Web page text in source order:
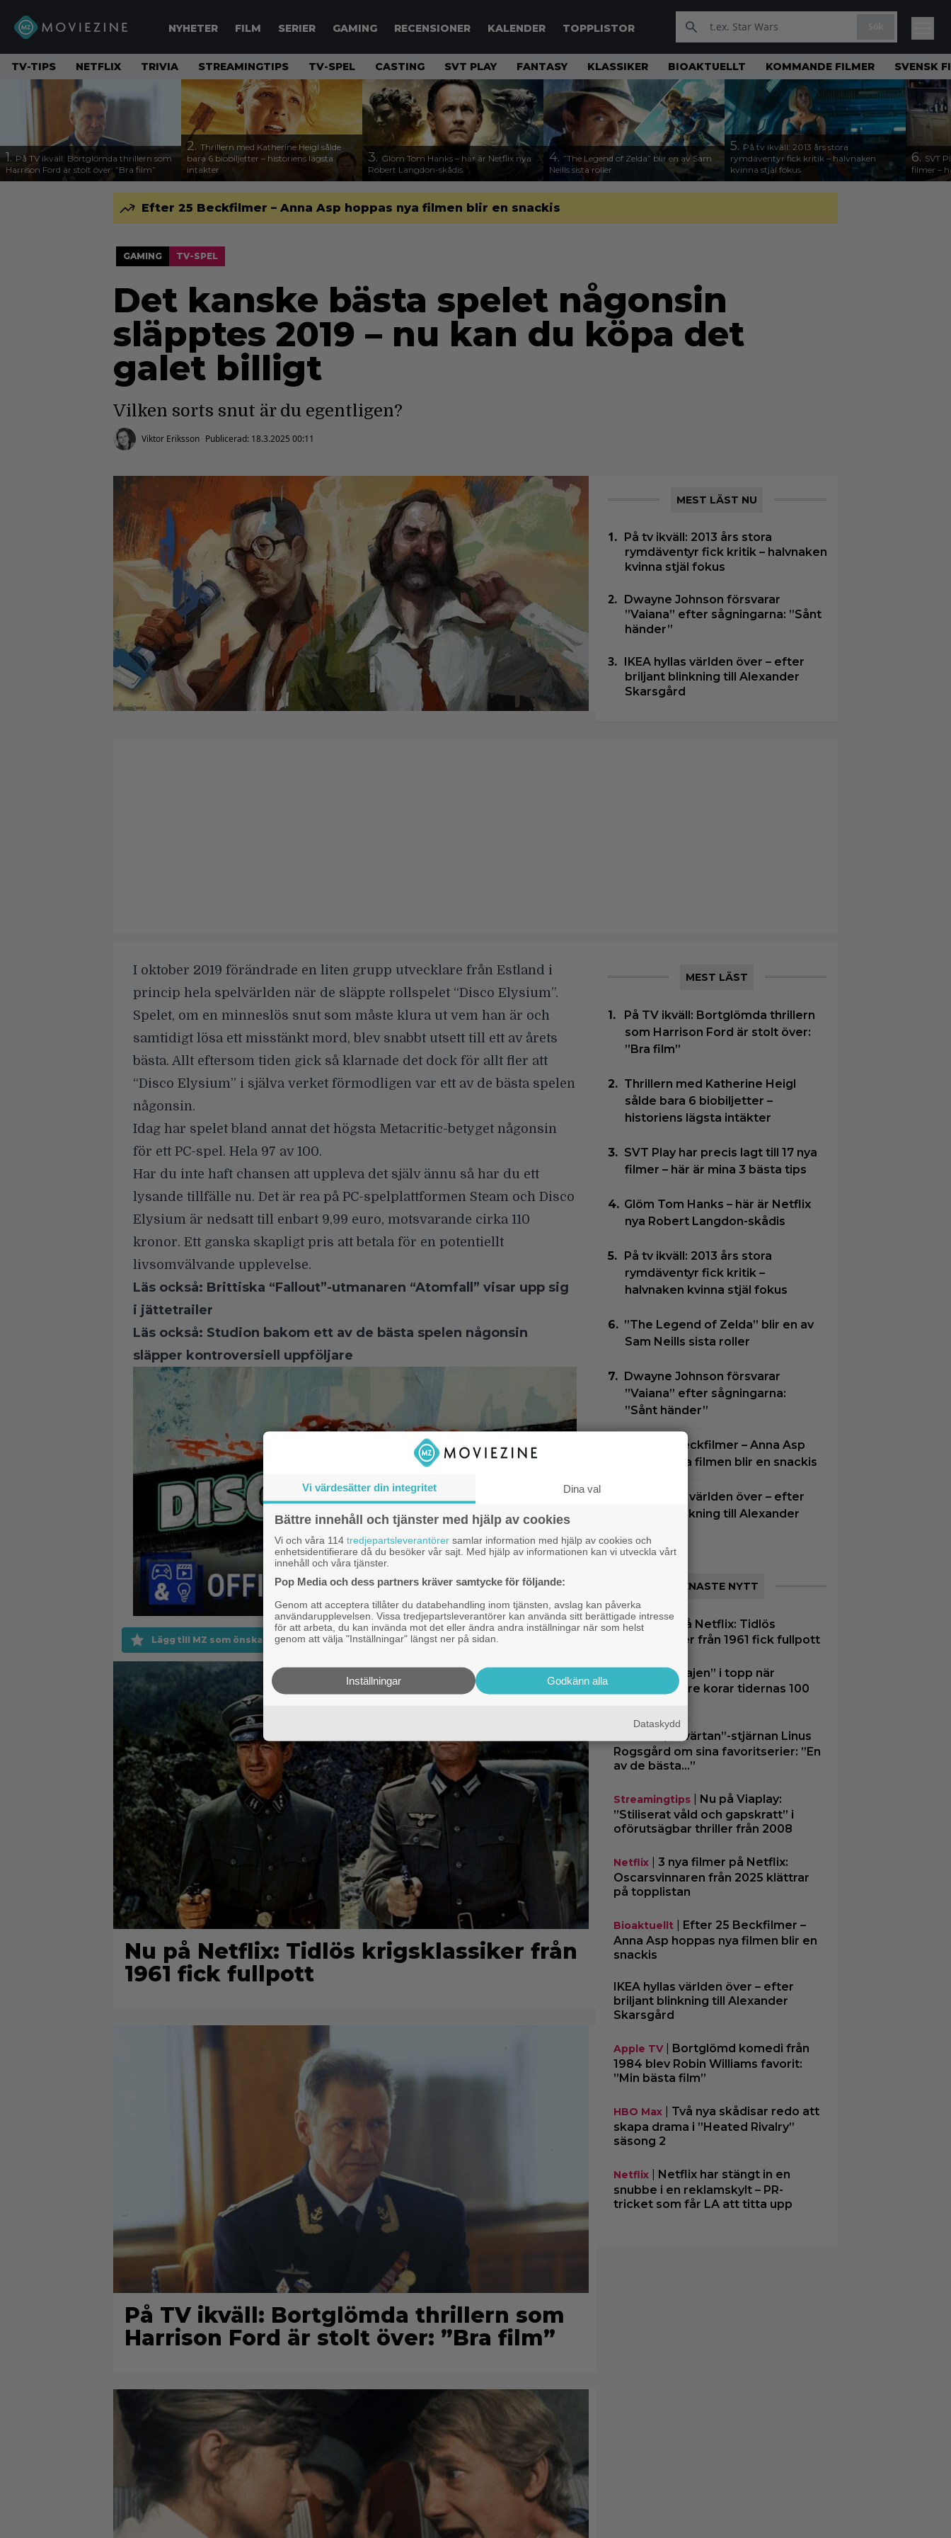
NYHETER FILM SERIER GAMING RECENSIONER KALENDER TOPPLISTOR
TV-TIPS NETFLIX TRIVIA STREAMINGTIPS TV-SPEL CASTING SVT PLAY FANTASY KLASSIKER BIOAKTUELLT KOMMANDE FILMER SVENSK
1. På TV ikväll: Bortglömda thrillern som
Harrison Ford är stolt över: ”Bra film”
2. Thrillern med Katherine Heigl sålde
bara 6 biobiljetter – historiens lägsta
intäkter
3. Glöm Tom Hanks – här är Netflix nya
Robert Langdon-skådis
4. ”The Legend of Zelda” blir en av Sam
Neills sista roller
5. På tv ikväll: 2013 års stora
rymdäventyr fick kritik – halvnaken
kvinna stjäl fokus
6. SVT
filmer –
Efter 25 Beckfilmer – Anna Asp hoppas nya filmen blir en snackis
GAMING TV-SPEL
Det kanske bästa spelet någonsin
släpptes 2019 – nu kan du köpa det
galet billigt
Vilken sorts snut är du egentligen?
Viktor Eriksson Publicerad: 18.3.2025 00:11
MEST LÄST NU
På tv ikväll: 2013 års stora
rymdäventyr fick kritik – halvnaken
kvinna stjäl fokus
Dwayne Johnson försvarar
”Vaiana” efter sågningarna: ”Sånt
händer”
IKEA hyllas världen över – efter
briljant blinkning till Alexander
Skarsgård
I oktober 2019 förändrade en liten grupp utvecklare från Estland i
princip hela spelvärlden när de släppte rollspelet “Disco Elysium”.
Spelet, om en minneslös snut som måste klura ut vem han är och
samtidigt lösa ett misstänkt mord, blev snabbt utsett till ett av årets
bästa. Allt eftersom tiden gick så klarnade det dock för allt fler att
“Disco Elysium” i själva verket förmodligen var ett av de bästa spelen
någonsin.
Idag har spelet bland annat det högsta Metacritic-betyget någonsin
för ett PC-spel. Hela 97 av 100.
Har du inte haft chansen att uppleva det själv ännu så har du ett
lysande tillfälle nu. Det är rea på PC-spelplattformen Steam och Disco
Elysium är nedsatt till enbart 9,99 euro, motsvarande cirka 110
kronor. Ett ganska skapligt pris att betala för en potentiellt
livsomvälvande upplevelse.
Läs också: Brittiska “Fallout”-utmanaren “Atomfall” visar upp sig
i jättetrailer
Läs också: Studion bakom ett av de bästa spelen någonsin
släpper kontroversiell uppföljare
Lägg till MZ som önskad källa på Google
Nu på Netflix: Tidlös krigsklassiker från
1961 fick fullpott
På TV ikväll: Bortglömda thrillern som
Harrison Ford är stolt över: ”Bra film”
MEST LÄST
På TV ikväll: Bortglömda thrillern
som Harrison Ford är stolt över:
”Bra film”
Thrillern med Katherine Heigl
sålde bara 6 biobiljetter –
historiens lägsta intäkter
SVT Play har precis lagt till 17 nya
filmer – här är mina 3 bästa tips
Glöm Tom Hanks – här är Netflix
nya Robert Langdon-skådis
På tv ikväll: 2013 års stora
rymdäventyr fick kritik –
halvnaken kvinna stjäl fokus
”The Legend of Zelda” blir en av
Sam Neills sista roller
Dwayne Johnson försvarar
”Vaiana” efter sågningarna:
”Sånt händer”
Efter 25 Beckfilmer – Anna Asp
hoppas nya filmen blir en snackis
IKEA hyllas världen över – efter
briljant blinkning till Alexander
SENASTE NYTT
Netflix |Nu på Netflix: Tidlös
krigsklassiker från 1961 fick fullpott
|”Hajen” i topp när
Empires läsare korar tidernas 100
”Svärtan”-stjärnan Linus
Rogsgård om sina favoritserier: ”En
av de bästa…”
Streamingtips| Nu på Viaplay:
”Stiliserat våld och gapskratt” i
oförutsägbar thriller från 2008
Netflix| 3 nya filmer på Netflix:
Oscarsvinnaren från 2025 klättrar
på topplistan
Bioaktuellt| Efter 25 Beckfilmer –
Anna Asp hoppas nya filmen blir en
snackis
IKEA hyllas världen över – efter
briljant blinkning till Alexander
Skarsgård
Apple TV| Bortglömd komedi från
1984 blev Robin Williams favorit:
”Min bästa film”
HBO Max| Två nya skådisar redo att
skapa drama i ”Heated Rivalry”
säsong 2
Netflix| Netflix har stängt in en
snubbe i en reklamskylt – PR-
tricket som får LA att titta upp
Vi värdesätter din integritet Dina val
Bättre innehåll och tjänster med hjälp av cookies
Vi och våra 114 tredjepartsleverantörer samlar information med hjälp av cookies och
enhetsidentifierare då du besöker vår sajt. Med hjälp av informationen kan vi utveckla vårt
innehåll och våra tjänster.
Pop Media och dess partners kräver samtycke för följande:
Genom att acceptera tillåter du databehandling inom tjänsten, avslag kan påverka
användarupplevelsen. Vissa tredjepartsleverantörer kan använda sitt berättigade intresse
för att arbeta, du kan invända mot det eller ändra andra inställningar när som helst
genom att välja "Inställningar" längst ner på sidan.
Godkänn alla
Inställningar
Dataskydd